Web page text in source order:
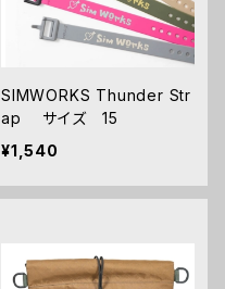
SIMWORKS Thunder Str
ap サイズ 15
¥1,540